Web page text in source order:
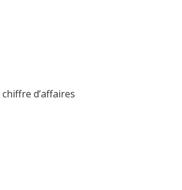
d’affaires